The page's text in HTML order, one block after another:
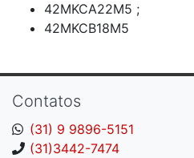
42MKCA22M5 ;
42MKCB18M5
Contatos
(31) 9 9896-5151
(31)3442-7474